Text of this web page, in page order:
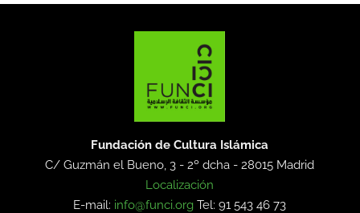
Fundación de Cultura Islámica
C/ Guzmán el Bueno, 3 - 2º dcha -28015 Madrid
Localización
E-mail: info@funci.org Tel: 91 543 46 73